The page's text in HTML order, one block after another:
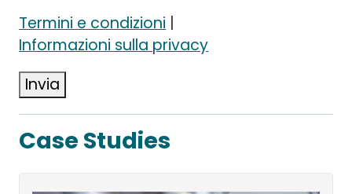
Termini e condizioni
Informazioni sulla privacy
Invia
Case Studies